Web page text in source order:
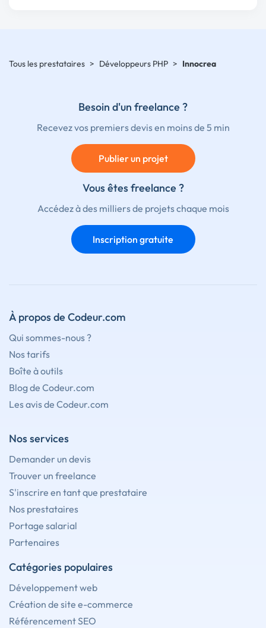
Tous les prestataires > Développeurs PHP > Innocrea
Besoin d'un freelance ?
Recevez vos premiers devis en moins de 5 min
Publier un projet
Vous êtes freelance ?
Accédez à des milliers de projets chaque mois
Inscription gratuite
À propos de Codeur.com
Qui sommes-nous ?
Nos tarifs
Boîte à outils
Blog de Codeur.com
Les avis de Codeur.com
Nos services
Demander un devis
Trouver un freelance
S'inscrire en tant que prestataire
Nos prestataires
Portage salarial
Partenaires
Catégories populaires
Développement web
Création de site e-commerce
Référencement SEO